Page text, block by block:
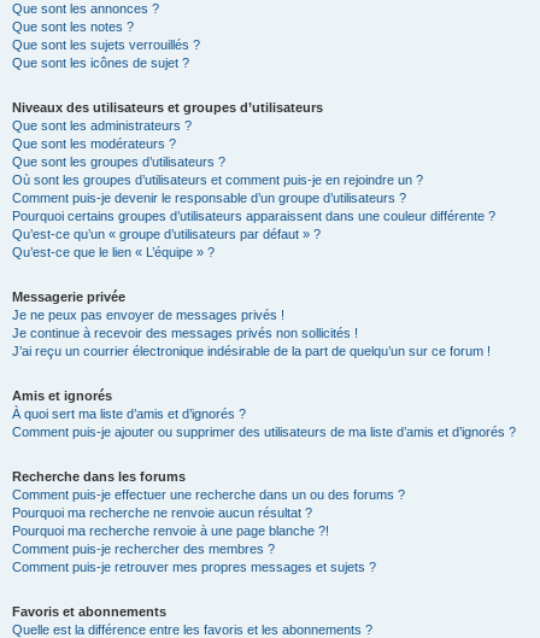
Que sont les annonces ?
Que sont les notes ?
Que sont les sujets verrouillés ?
Que sont les icônes de sujet ?
Niveaux des utilisateurs et groupes d’utilisateurs
Que sont les administrateurs ?
Que sont les modérateurs ?
Que sont les groupes d’utilisateurs ?
Où sont les groupes d’utilisateurs et comment puis-je en rejoindre un ?
Comment puis-je devenir le responsable d’un groupe d’utilisateurs ?
Pourquoi certains groupes d’utilisateurs apparaissent dans une couleur différente ?
Qu’est-ce qu’un « groupe d’utilisateurs par défaut » ?
Qu’est-ce que le lien « L’équipe » ?
Messagerie privée
Je ne peux pas envoyer de messages privés !
Je continue à recevoir des messages privés non sollicités !
J’ai reçu un courrier électronique indésirable de la part de quelqu’un sur ce forum !
Amis et ignorés
À quoi sert ma liste d’amis et d’ignorés ?
Comment puis-je ajouter ou supprimer des utilisateurs de ma liste d’amis et d’ignorés ?
Recherche dans les forums
Comment puis-je effectuer une recherche dans un ou des forums ?
Pourquoi ma recherche ne renvoie aucun résultat ?
Pourquoi ma recherche renvoie à une page blanche ?!
Comment puis-je rechercher des membres ?
Comment puis-je retrouver mes propres messages et sujets ?
Favoris et abonnements
Quelle est la différence entre les favoris et les abonnements ?